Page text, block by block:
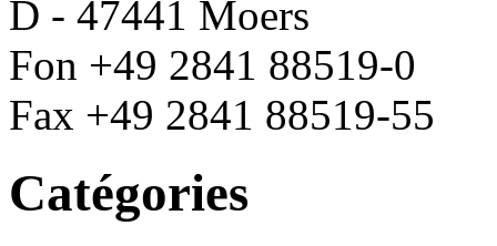
D - 47441 Moers
Fon +49 2841 88519-0
Fax +49 2841 88519-55
Catégories